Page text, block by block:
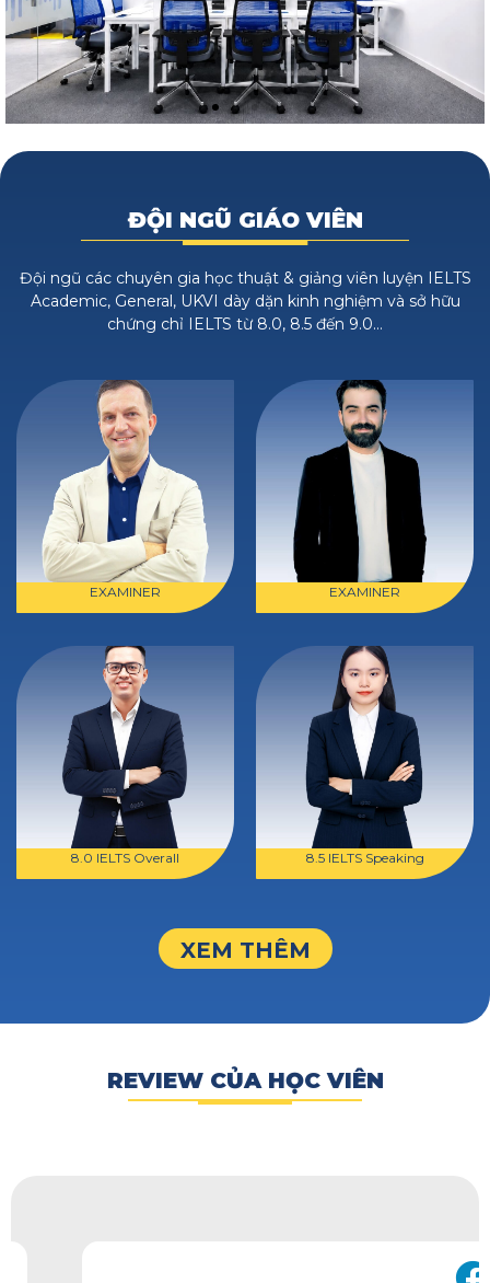
ĐỘI NGŨ GIÁO VIÊN
Đội ngũ các chuyên gia học thuật & giảng viên luyện IELTS
Academic, General, UKVI dày dặn kinh nghiệm và sở hữu
chứng chỉ IELTS từ 8.0, 8.5 đến 9.0…
EXAMINER EXAMINER
8.0 IELTS Overall 8.5 IELTS Speaking
XEM THÊM
REVIEW CỦA HỌC VIÊN